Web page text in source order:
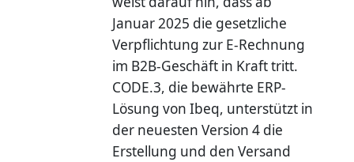
Januar 2025 die gesetzliche
Verpflichtung zur E-Rechnung
im B2B-Geschäft in Kraft tritt.
CODE.3, die bewährte ERP-
Lösung von Ibeq, unterstützt in
der neuesten Version 4 die
Erstellung und den Versand